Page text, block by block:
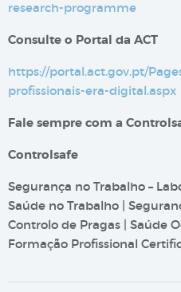
research-programme
Consulte o Portal da ACT
https://portal.act.gov.pt/
profissionais-era-digital.aspx
Fale sempre com a
Controlsafe
Segurança no Trabalho –
Saúde no Trabalho |
Controlo de Pragas | Saúde
Formação Profissional